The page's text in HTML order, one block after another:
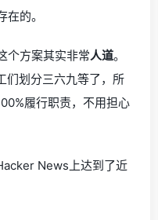
的。
个方案其实非常人道。
们划分三六九等了，所
履行职责，不用担心
News上达到了近